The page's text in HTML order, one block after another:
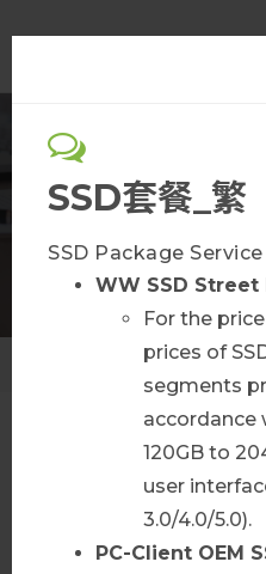
SSD套餐_繁
SSD Package
WW SSD Street
For the
prices of
segments
accordance
120GB to
user
3.0/4.0/5.0).
PC-Client OEM
半導體
會員方案
AI Infra Bulletin